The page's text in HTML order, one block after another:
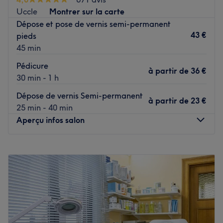
verwennen met een bezoek aan dit salon of gun jezelf
een dagje uit en combineer het bezoek met een
shopsessie.
Uccle
Montrer sur la carte
Dépose et pose de vernis semi-permanent
pieds
45 min
43 €
Pédicure
30 min - 1 h
à partir de 36 €
Dépose de vernis Semi-permanent
25 min - 40 min
à partir de 23 €
Aperçu infos salon
Mardi
18:30
Mercredi
Jeudi
09:00 –18:30
Vendredi
09:00–18:30
Samedi
09:00 –18:30
Dimanche
Fermé